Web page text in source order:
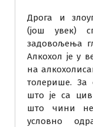
Дрога и
(још увек)
задовољења
Алкохол је у
на
толерише. За
што је са
што чини
условно